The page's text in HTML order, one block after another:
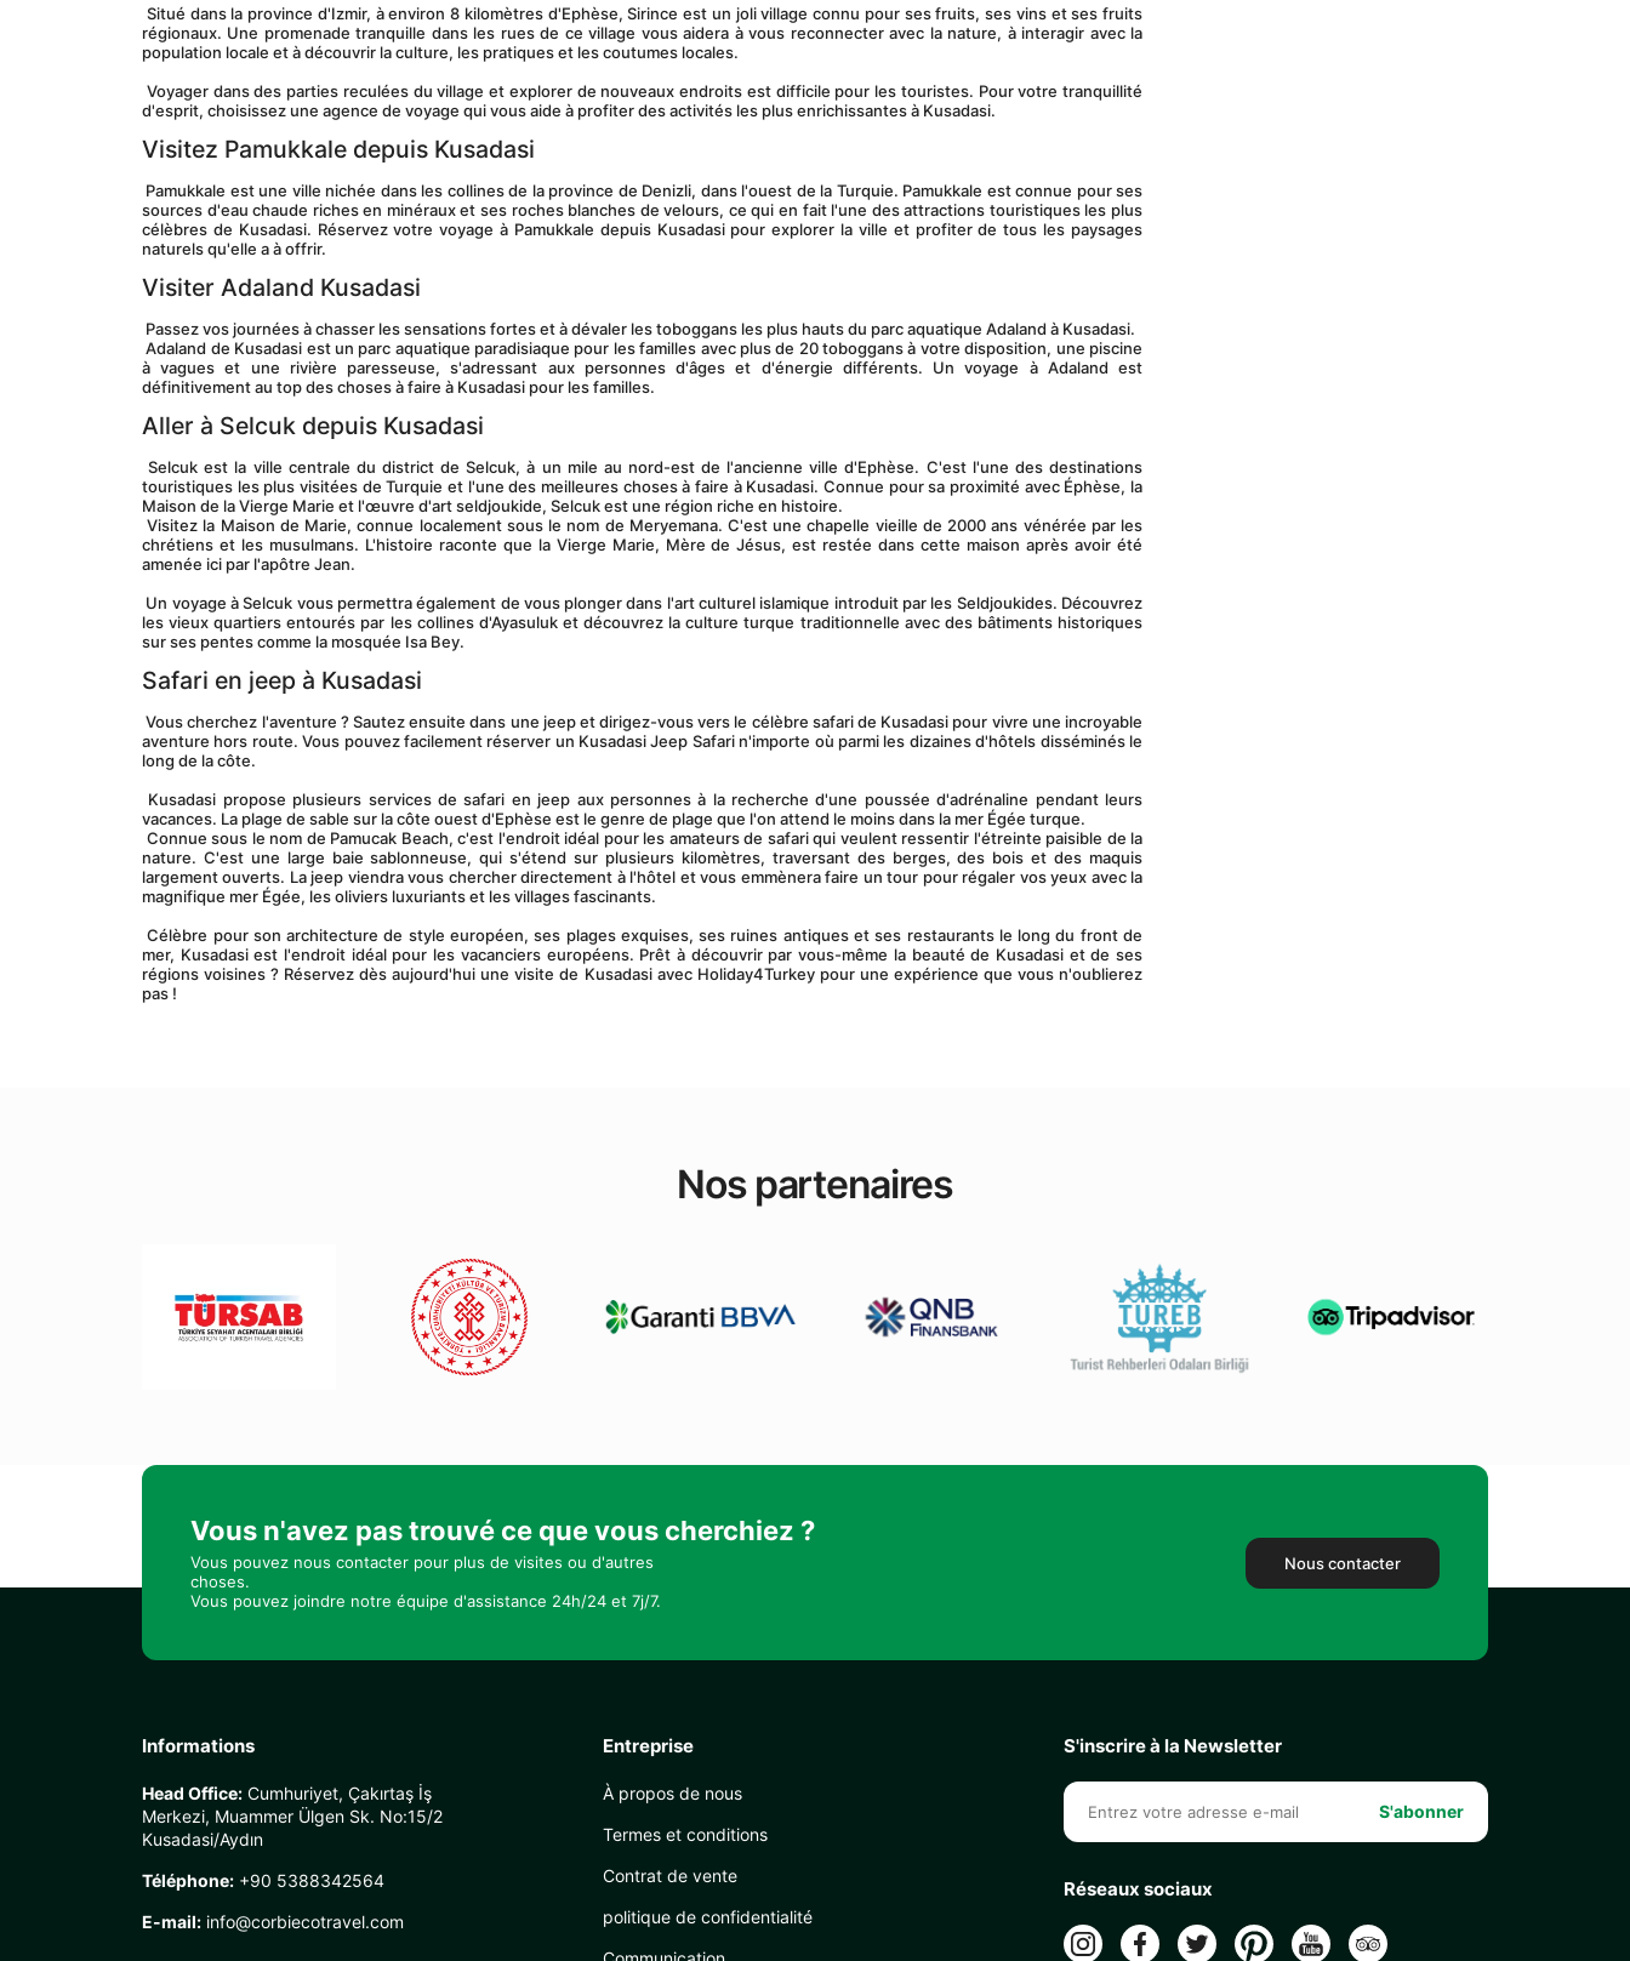
régionaux. Une promenade tranquille dans les rues de ce village vous aidera à vous reconnecter avec la nature, à interagir avec la
population locale et à découvrir la culture, les pratiques et les coutumes locales.
d'esprit, choisissez une agence de voyage qui vous aide à profiter des activités les plus enrichissantes à Kusadasi.
Visitez Pamukkale depuis Kusadasi
sources d'eau chaude riches en minéraux et ses roches blanches de velours, ce qui en fait l'une des attractions touristiques les plus
célèbres de Kusadasi. Réservez votre voyage à Pamukkale depuis Kusadasi pour explorer la ville et profiter de tous les paysages
naturels qu'elle a à offrir.
Visiter Adaland Kusadasi
Passez vos journées à chasser les sensations fortes et à dévaler les toboggans les plus hauts du parc aquatique Adaland à Kusadasi.
Adaland de Kusadasi est un parc aquatique paradisiaque pour les familles avec plus de 20 toboggans à votre disposition, une piscine
à vagues et une rivière paresseuse, s'adressant aux personnes d'âges et d'énergie différents. Un voyage à Adaland est
définitivement au top des choses à faire à Kusadasi pour les familles.
Aller à Selcuk depuis Kusadasi
Selcuk est la ville centrale du district de Selcuk, à un mile au nord-est de l'ancienne ville d'Ephèse. C'est l'une des destinations
touristiques les plus visitées de Turquie et l'une des meilleures choses à faire à Kusadasi. Connue pour sa proximité avec Éphèse, la
Maison de la Vierge Marie et l'œuvre d'art seldjoukide, Selcuk est une région riche en histoire.
Visitez la Maison de Marie, connue localement sous le nom de Meryemana. C'est une chapelle vieille de 2000 ans vénérée par les
chrétiens et les musulmans. L'histoire raconte que la Vierge Marie, Mère de Jésus, est restée dans cette maison après avoir été
amenée ici par l'apôtre Jean.
les vieux quartiers entourés par les collines d'Ayasuluk et découvrez la culture turque traditionnelle avec des bâtiments historiques
sur ses pentes comme la mosquée Isa Bey.
Safari en jeep à Kusadasi
Vous cherchez l'aventure ? Sautez ensuite dans une jeep et dirigez-vous vers le célèbre safari de Kusadasi pour vivre une incroyable
aventure hors route. Vous pouvez facilement réserver un Kusadasi Jeep Safari n'importe où parmi les dizaines d'hôtels disséminés le
long de la côte.
vacances. La plage de sable sur la côte ouest d'Ephèse est le genre de plage que l'on attend le moins dans la mer Égée turque.
nature. C'est une large baie sablonneuse, qui s'étend sur plusieurs kilomètres, traversant des berges, des bois et des maquis
largement ouverts. La jeep viendra vous chercher directement à l'hôtel et vous emmènera faire un tour pour régaler vos yeux avec la
magnifique mer Égée, les oliviers luxuriants et les villages fascinants.
Célèbre pour son architecture de style européen, ses plages exquises, ses ruines antiques et ses restaurants le long du front de
mer, Kusadasi est l'endroit idéal pour les vacanciers européens. Prêt à découvrir par vous-même la beauté de Kusadasi et de ses
régions voisines ? Réservez dès aujourd'hui une visite de Kusadasi avec Holiday4Turkey pour une expérience que vous n'oublierez
pas !
Nos partenaires
Vous n'avez pas trouvé ce que vous cherchiez ?
Vous pouvez nous contacter pour plus de visites ou d'autres
choses.
Vous pouvez joindre notre équipe d'assistance 24h/24 et 7j/7.
Nous contacter
Informations
Head Office: Cumhuriyet, Çakırtaş İş
Merkezi, Muammer Ülgen Sk. No:15/2
Kusadasi/Aydın
Téléphone: +90 5388342564
E-mail: info@corbiecotravel.com
Entreprise
À propos de nous
Termes et conditions
Contrat de vente
politique de confidentialité
S'inscrire à la Newsletter
S'abonner
Réseaux sociaux